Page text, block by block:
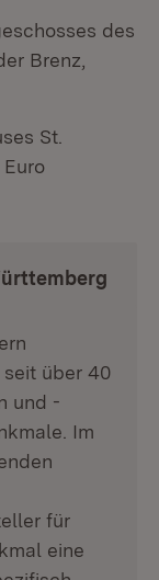
des
Brenz,
St.
Euro
über 40
und -
Im
für
eine